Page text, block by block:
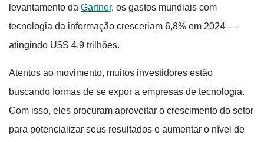
levantamento da Gartner, os gastos mundiais com
tecnologia da informação cresceriam 6,8% em 2024 —
atingindo U$S 4,9 trilhões.
Atentos ao movimento, muitos investidores estão
buscando formas de se expor a empresas de tecnologia.
Com isso, eles procuram aproveitar o crescimento do setor
para potencializar seus resultados e aumentar o nível de